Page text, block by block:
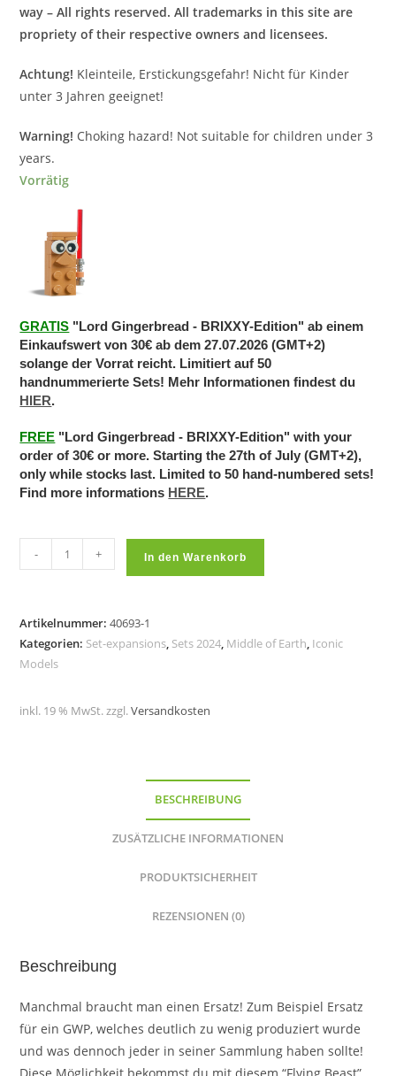
way – All rights reserved. ​All trademarks in this site are
propriety of their respective owners and licensees.
Achtung! Kleinteile, Erstickungsgefahr! Nicht für Kinder
unter 3 Jahren geeignet!
Warning! Choking hazard! Not suitable for children under 3
years.
Vorrätig
GRATIS "Lord Gingerbread - BRIXXY-Edition" ab einem
Einkaufswert von 30€ ab dem 27.07.2026 (GMT+2)
solange der Vorrat reicht. Limitiert auf 50
handnummerierte Sets! Mehr Informationen findest du
HIER.
FREE "Lord Gingerbread - BRIXXY-Edition" with your
order of 30€ or more. Starting the 27th of July (GMT+2),
only while stocks last. Limited to 50 hand-numbered sets!
Find more informations HERE.
Beast
Dark
rider
(by
Menge
- + In den Warenkorb
Artikelnummer:40693-1
Kategorien: Set-expansions, Sets 2024, Middle of Earth, Iconic
Models
inkl. 19 % MwSt. zzgl.Versandkosten
BESCHREIBUNG
ZUSÄTZLICHE INFORMATIONEN
PRODUKTSICHERHEIT
REZENSIONEN (0)
Beschreibung
Manchmal braucht man einen Ersatz! Zum Beispiel Ersatz
für ein GWP, welches deutlich zu wenig produziert wurde
und was dennoch jeder in seiner Sammlung haben sollte!